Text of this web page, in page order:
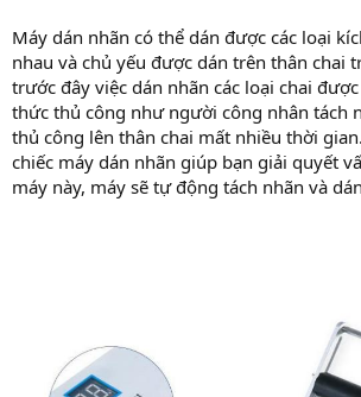
Máy dán nhãn có thể dán được các loại
nhau và chủ yếu được dán trên thân chai
trước đây việc dán nhãn các loại chai
thức thủ công như người công nhân tách
thủ công lên thân chai mất nhiều thời
chiếc máy dán nhãn giúp bạn giải quyết
máy này, máy sẽ tự động tách nhãn và